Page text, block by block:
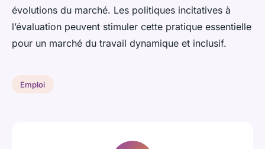
évolutions du marché. Les politiques incitatives à
l’évaluation peuvent stimuler cette pratique essentielle
pour un marché du travail dynamique et inclusif.
Emploi